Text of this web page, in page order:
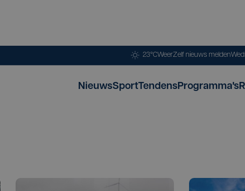
23°CWeerZelf nieuws melden
NieuwsSportTendensProgramma's